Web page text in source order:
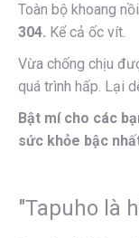
Toàn bộ khoang
304. Kể cả ốc vít.
Vừa chống chịu
quá trình hấp. Lại
Bật mí cho các
sức khỏe bậc
"Tapuho là